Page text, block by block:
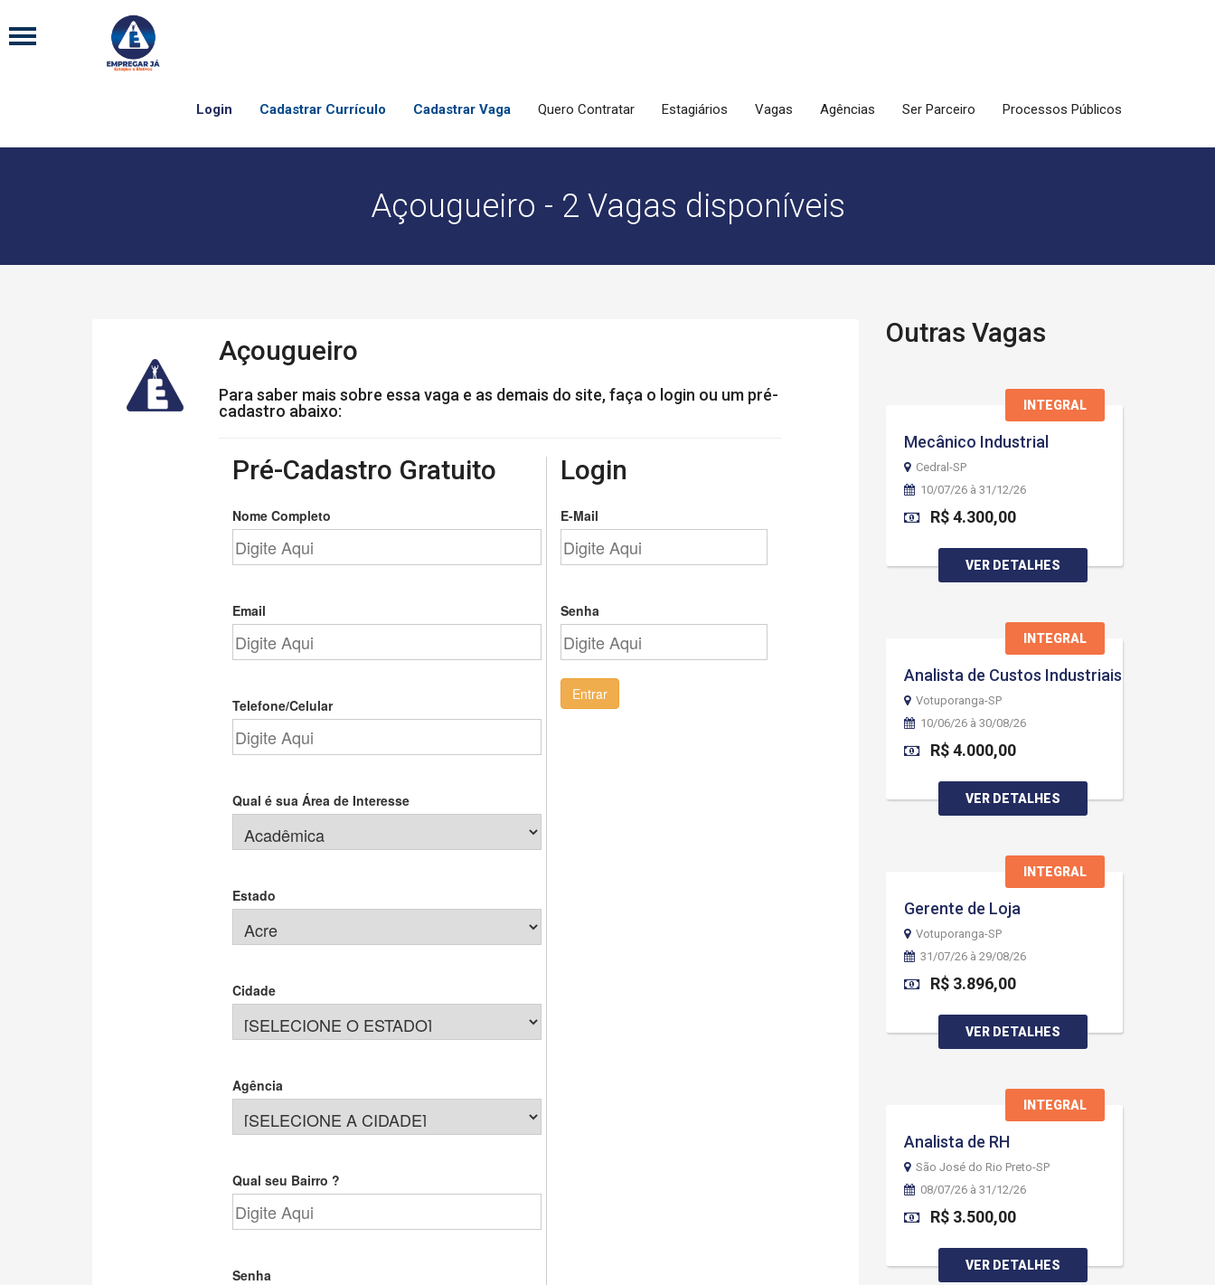
Login Cadastrar Currículo Cadastrar Vaga Quero Contratar Estagiários Vagas Agências Ser Parceiro Processos Públicos
Açougueiro - 2 Vagas disponíveis
Açougueiro
Para saber mais sobre essa vaga e as demais do site, faça o login ou um pré-
cadastro abaixo:
Pré-Cadastro Gratuito
Nome Completo
Email
Telefone/Celular
Qual é sua Área de Interesse
Estado
Cidade
Agência
Qual seu Bairro ?
Senha
Login
E-Mail
Senha
Entrar
Outras Vagas
INTEGRAL
Mecânico Industrial
Cedral-SP
10/07/26 à 31/12/26
R$ 4.300,00
VER DETALHES
INTEGRAL
Analista de Custos Industriais
Votuporanga-SP
10/06/26 à 30/08/26
R$ 4.000,00
VER DETALHES
INTEGRAL
Gerente de Loja
Votuporanga-SP
31/07/26 à 29/08/26
R$ 3.896,00
VER DETALHES
INTEGRAL
Analista de RH
São José do Rio Preto-SP
08/07/26 à 31/12/26
R$ 3.500,00
VER DETALHES